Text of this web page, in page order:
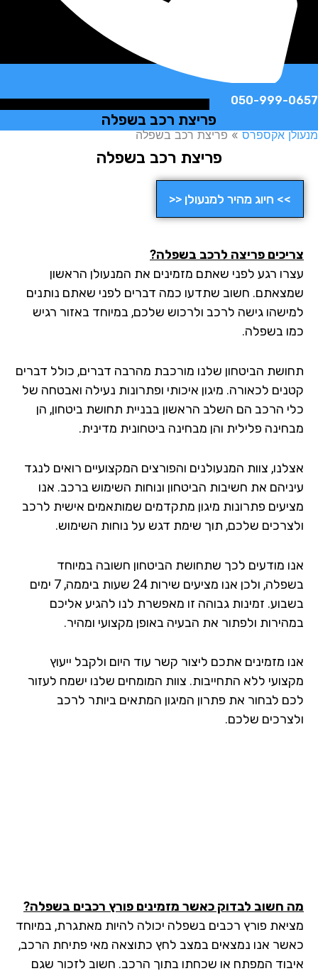
050-999-
פריצת רכב בשפלה
אקספרס»פריצת רכב בשפלה
פריצת רכב בשפלה
>> חיוג מהיר למנעולן <<
פריצה לרכב בשפלה?
רגע לפני שאתם מזמינים את המנעולן הראשון
חשוב שתדעו כמה דברים לפני שאתם נותנים
גישה לרכב ולרכוש שלכם, במיוחד באזור רגיש
בשפלה.
הביטחון שלנו מורכבת מהרבה דברים, כולל דברים
לכאורה. מיגון איכותי ופתרונות נעילה ואבטחה של
הרכב הם השלב הראשון בבניית תחושת ביטחון, הן
פלילית והן מבחינה ביטחונית מדינית.
צוות המנעולנים והפורצים המקצועיים רואים לנגד
את חשיבות הביטחון ונוחות השימוש ברכב. אנו
פתרונות מיגון מתקדמים שמותאמים אישית לרכב
שלכם, תוך שימת דגש על נוחות השימוש.
מודעים לכך שתחושת הביטחון חשובה במיוחד
בשפלה, ולכן אנו מציעים שירות 24 שעות ביממה, 7 ימים
זמינות גבוהה זו מאפשרת לנו להגיע אליכם
ולפתור את הבעיה באופן מקצועי ומהיר.
מזמינים אתכם ליצור קשר עוד היום ולקבל ייעוץ
ללא התחייבות. צוות המומחים שלנו ישמח לעזור
לבחור את פתרון המיגון המתאים ביותר לרכב
שלכם.
חשוב לבדוק כאשר מזמינים פורץ רכבים בשפלה?
פורץ רכבים בשפלה יכולה להיות מאתגרת, במיוחד
אנו נמצאים במצב לחץ כתוצאה מאי פתיחת הרכב,
המפתח או שכחתו בתוך הרכב. חשוב לזכור שגם